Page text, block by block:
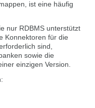
ist eine häufig
nur RDBMS unterstützt
Konnektoren für die
sind,
sowie die
einzigen Version.